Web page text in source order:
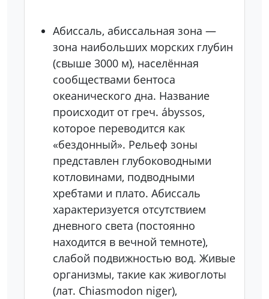
Абиссаль, абиссальная зона —
зона наибольших морских глубин
(свыше 3000 м), населённая
сообществами бентоса
океанического дна. Название
происходит от греч. ábyssos,
которое переводится как
«бездонный». Рельеф зоны
представлен глубоководными
котловинами, подводными
хребтами и плато. Абиссаль
характеризуется отсутствием
дневного света (постоянно
находится в вечной темноте),
слабой подвижностью вод. Живые
организмы, такие как живоглоты
(лат. Chiasmodon niger),